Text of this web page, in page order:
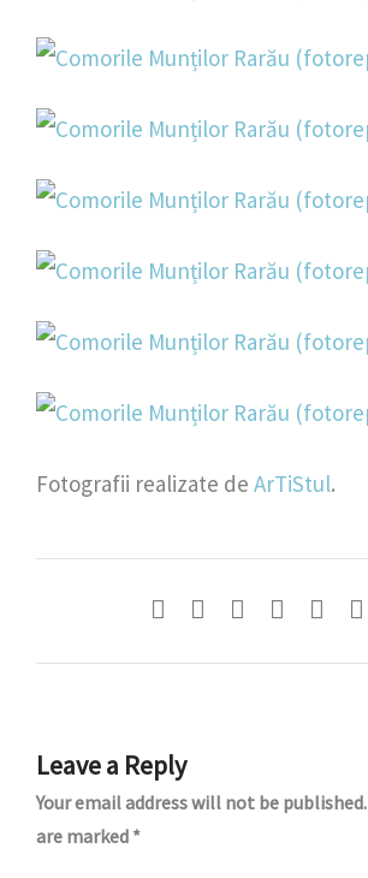
Fotografii realizate de ArTiStul.
Leave a Reply
Your email address will not be published.
are marked *